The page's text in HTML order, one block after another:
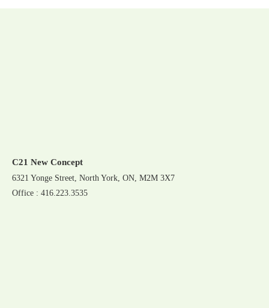
C21 New Concept
6321 Yonge Street, North York, ON, M2M 3X7
Office : 416.223.3535